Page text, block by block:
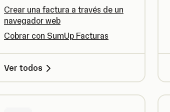
Crear una factura a través de un
navegador web
Cobrar con SumUp Facturas
Ver todos